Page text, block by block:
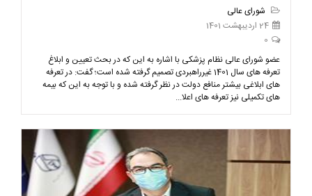
شورای عالی
24 اردیبهشت 1401
0
عضو شورای عالی نظام پزشکی با اشاره به این که در بحث تعیین و ابلاغ
تعرفه های سال 1401 غیرراهبردی تصمیم گرفته شده است؛ گفت: در تعرفه
های ابلاغی بیشتر منافع دولت در نظر گرفته شده و با توجه به این که بیمه
های تکمیلی نیز تعرفه های اعلا...